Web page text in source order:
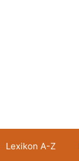
Lexikon A-Z